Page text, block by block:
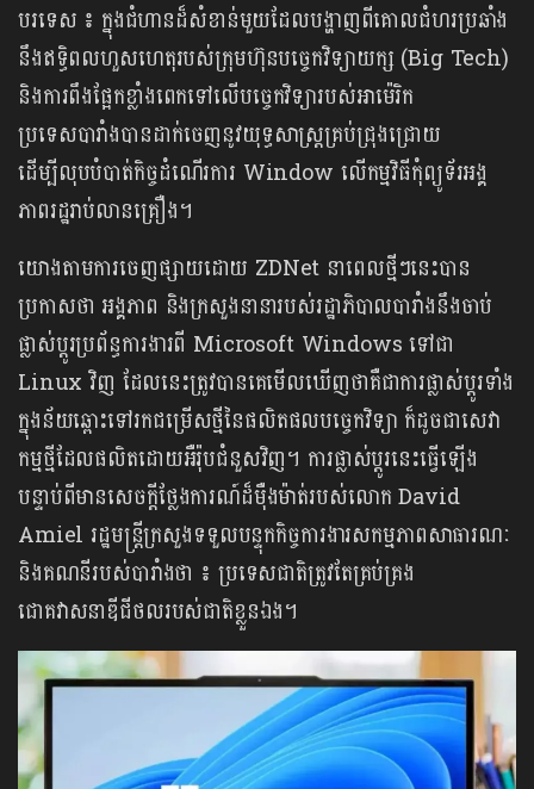
បរទេស​ ៖ ក្នុងជំហានដ៏សំខាន់មួយដែលបង្ហាញពីគោលជំហរប្រឆាំង
នឹងឥទ្ធិពលហួសហេតុរបស់ក្រុមហ៊ុនបច្ចេកវិទ្យាយក្ស (Big Tech)
និងការពឹងផ្អែកខ្លាំងពេកទៅលើបច្ចេកវិទ្យារបស់អាម៉េរិក
ប្រទេសបារាំងបានដាក់ចេញនូវយុទ្ធសាស្ត្រគ្រប់ជ្រុងជ្រោយ
ដើម្បីលុបបំបាត់កិច្ចដំណើរការ Window លើកម្មវិធីកុំព្យូទ័រអង្គ
ភាពរដ្ឋរាប់លានគ្រឿង។
យោងតាមការចេញផ្សាយដោយ ZDNet នាពេលថ្មីៗនេះបាន
ប្រកាសថា អង្គភាព និងក្រសួងនានារបស់រដ្ឋាភិបាលបារាំងនឹងចាប់
ផ្លាស់ប្តូរប្រព័ន្ធការងារពី Microsoft Windows ទៅជា
Linux វិញ ដែលនេះត្រូវបានគេមើលឃើញថាគឺជាការផ្លាស់ប្តូរទាំង
ក្នុងន័យឆ្ពោះទៅរកជម្រើសថ្មីនៃផលិតផលបច្ចេកវិទ្យា ក៏ដូចជាសេវា
កម្មថ្មីដែលផលិតដោយអឺរ៉ុបជំនួសវិញ។ ការផ្លាស់ប្តូរនេះធ្វើឡើង
បន្ទាប់ពីមានសេចក្តីថ្លែងការណ៍ដ៏ម៉ឺងម៉ាត់របស់លោក David
Amiel រដ្ឋមន្ត្រីក្រសួងទទួលបន្ទុកកិច្ចការងារសកម្មភាពសាធារណៈ
និងគណនីរបស់បារាំងថា​ ៖ ប្រទេសជាតិត្រូវតែគ្រប់គ្រង
ជោគវាសនាឌីជីថលរបស់ជាតិខ្លួនឯង។